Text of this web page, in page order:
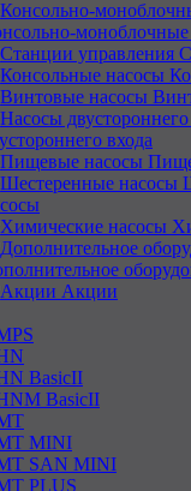
моноблочные
входа
Акции
BasicII
BasicII
MINI
SAN MINI
PLUS